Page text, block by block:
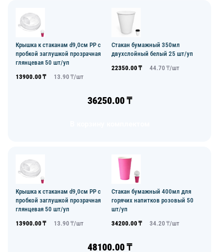
Крышка к стаканам d9,0см PP с
пробкой заглушкой прозрачная
глянцевая 50 шт/уп
13900.00 ₸ 13.90 ₸/шт
Стакан бумажный 350мл
двухслойный белый 25 шт/уп
22350.00 ₸ 44.70 ₸/шт
36250.00₸
Крышка к стаканам d9,0см PP с
пробкой заглушкой прозрачная
глянцевая 50 шт/уп
13900.00 ₸ 13.90 ₸/шт
Стакан бумажный 400мл для
горячих напитков розовый 50
шт/уп
34200.00 ₸ 34.20 ₸/шт
48100.00₸